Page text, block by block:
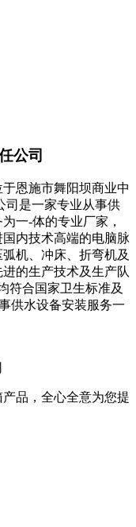
公司
恩施市舞阳坝商业中
司是一家专业从事供
一-体的专业厂家，
内技术高端的电脑脉
机、冲床、折弯机及
的生产技术及生产队
符合国家卫生标准及
供水设备安装服务一
品，全心全意为您提